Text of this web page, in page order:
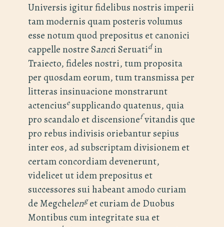
Universis igitur fidelibus nostris imperii
tam modernis quam posteris volumus
esse notum quod prepositus et canonici
cappelle nostre Sancti Seruatidin
Traiecto, fideles nostri, tum proposita
per quosdam eorum, tum transmissa per
litteras insinuacione monstrarunt
actenciusesupplicando quatenus, quia
pro scandalo et discensionefvitandis que
pro rebus indivisis oriebantur sepius
inter eos, ad subscriptam divisionem et
certam concordiam devenerunt,
videlicet ut idem prepositus et
successores sui habeant amodo curiam
de Megchelenget curiam de Duobus
Montibus cum integritate sua et